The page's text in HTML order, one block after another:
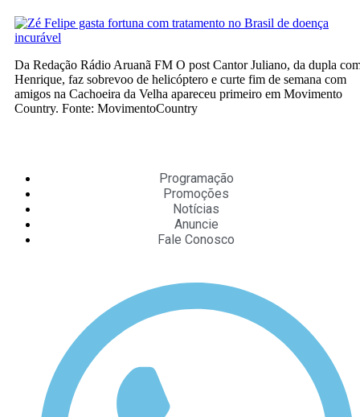
Da Redação Rádio Aruanã FM O post Cantor Juliano, da dupla
Henrique, faz sobrevoo de helicóptero e curte fim de semana com
amigos na Cachoeira da Velha apareceu primeiro em Movimento
Country. Fonte: MovimentoCountry
Programação
Promoções
Notícias
Anuncie
Fale Conosco